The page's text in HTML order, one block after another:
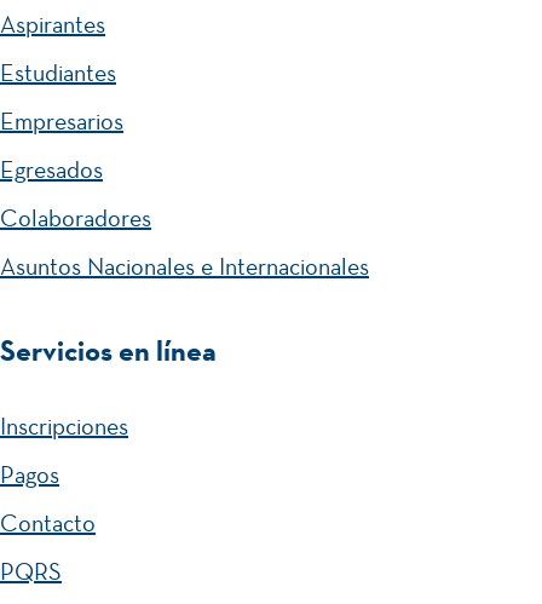
Aspirantes
Estudiantes
Empresarios
Egresados
Colaboradores
Asuntos Nacionales e Internacionales
Servicios en línea
Inscripciones
Pagos
Contacto
PQRS